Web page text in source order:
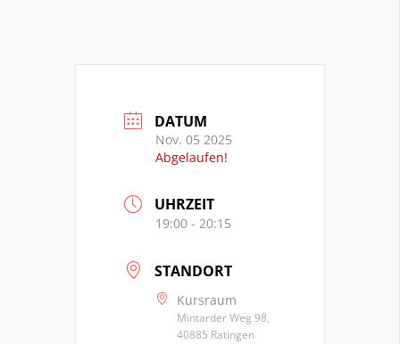
DATUM
Nov. 05 2025
Abgelaufen!
UHRZEIT
19:00 - 20:15
STANDORT
Kursraum
Mintarder Weg 98,
40885 Ratingen